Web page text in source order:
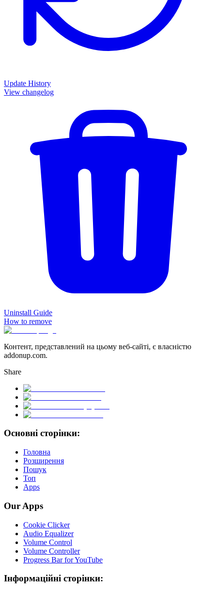
Update History
View changelog
Uninstall Guide
How to remove
Контент, представлений на цьому веб-сайті, є власністю
addonup.com.
Share
Основні сторінки:
Головна
Розширення
Пошук
Топ
Apps
Our Apps
Cookie Clicker
Audio Equalizer
Volume Control
Volume Controller
Progress Bar for YouTube
Інформаційні сторінки: